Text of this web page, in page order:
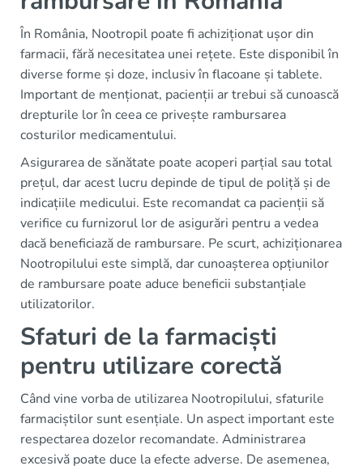
În România, Nootropil poate fi achiziționat ușor din
farmacii, fără necesitatea unei rețete. Este disponibil în
diverse forme și doze, inclusiv în flacoane și tablete.
Important de menționat, pacienții ar trebui să cunoască
drepturile lor în ceea ce privește rambursarea
costurilor medicamentului.
Asigurarea de sănătate poate acoperi parțial sau total
prețul, dar acest lucru depinde de tipul de poliță și de
indicațiile medicului. Este recomandat ca pacienții să
verifice cu furnizorul lor de asigurări pentru a vedea
dacă beneficiază de rambursare. Pe scurt, achiziționarea
Nootropilului este simplă, dar cunoașterea opțiunilor
de rambursare poate aduce beneficii substanțiale
utilizatorilor.
Sfaturi de la farmaciști
pentru utilizare corectă
Când vine vorba de utilizarea Nootropilului, sfaturile
farmaciștilor sunt esențiale. Un aspect important este
respectarea dozelor recomandate. Administrarea
excesivă poate duce la efecte adverse. De asemenea,